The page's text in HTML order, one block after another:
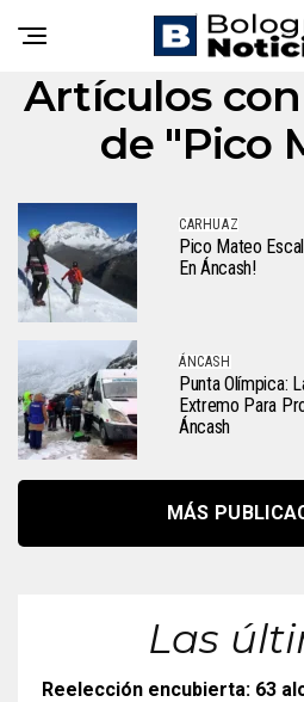
Artículos
de "Pico
CARHUAZ
Pico Mateo
En Áncash!
ÁNCASH
Punta Olímpica:
Extremo Para
Áncash
MÁS
Las
Reelección encubierta: 63